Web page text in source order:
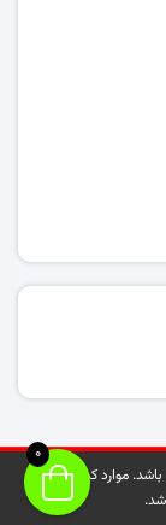
موارد کپی شده از
0